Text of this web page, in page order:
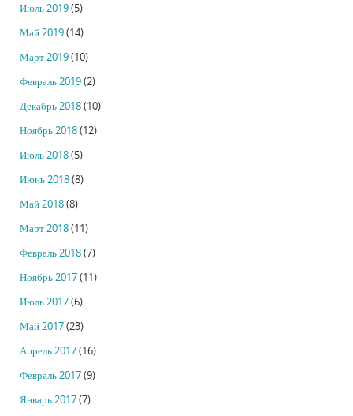
Июль 2019(5)
Май 2019(14)
Март 2019(10)
Февраль 2019(2)
Декабрь 2018(10)
Ноябрь 2018(12)
Июль 2018(5)
Июнь 2018(8)
Май 2018(8)
Март 2018(11)
Февраль 2018(7)
Ноябрь 2017(11)
Июль 2017(6)
Май 2017(23)
Апрель 2017(16)
Февраль 2017(9)
Январь 2017(7)